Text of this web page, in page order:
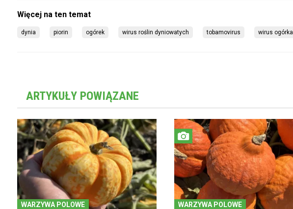
dynia piorin ogórek wirus roślin dyniowatych tobamovirus wirus ogórka
ARTYKUŁY POWIĄZANE
WARZYWA POLOWE WARZYWA POLOWE